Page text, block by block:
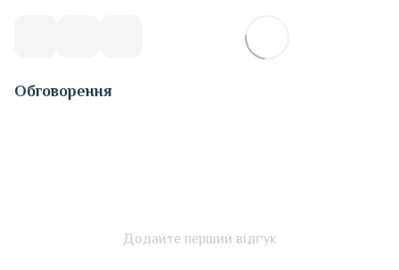
Обговорення
Додайте перший відгук